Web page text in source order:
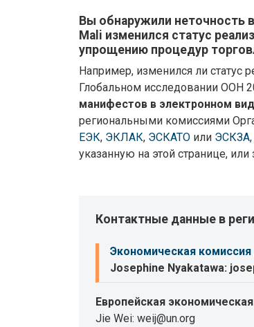
Вы обнаружили неточность
Mali изменился статус
упрощению процедур
Например, изменился ли статус
Глобальном исследовании ООН
манифестов в электронном
региональными комиссиями
ЕЭК, ЭКЛАК, ЭСКАТО или ЭСКЗА
указанную на этой странице,
Контактные данные в
Экономическая
Josephine Nyakatawa:
Европейская
Jie Wei: weij@un.org